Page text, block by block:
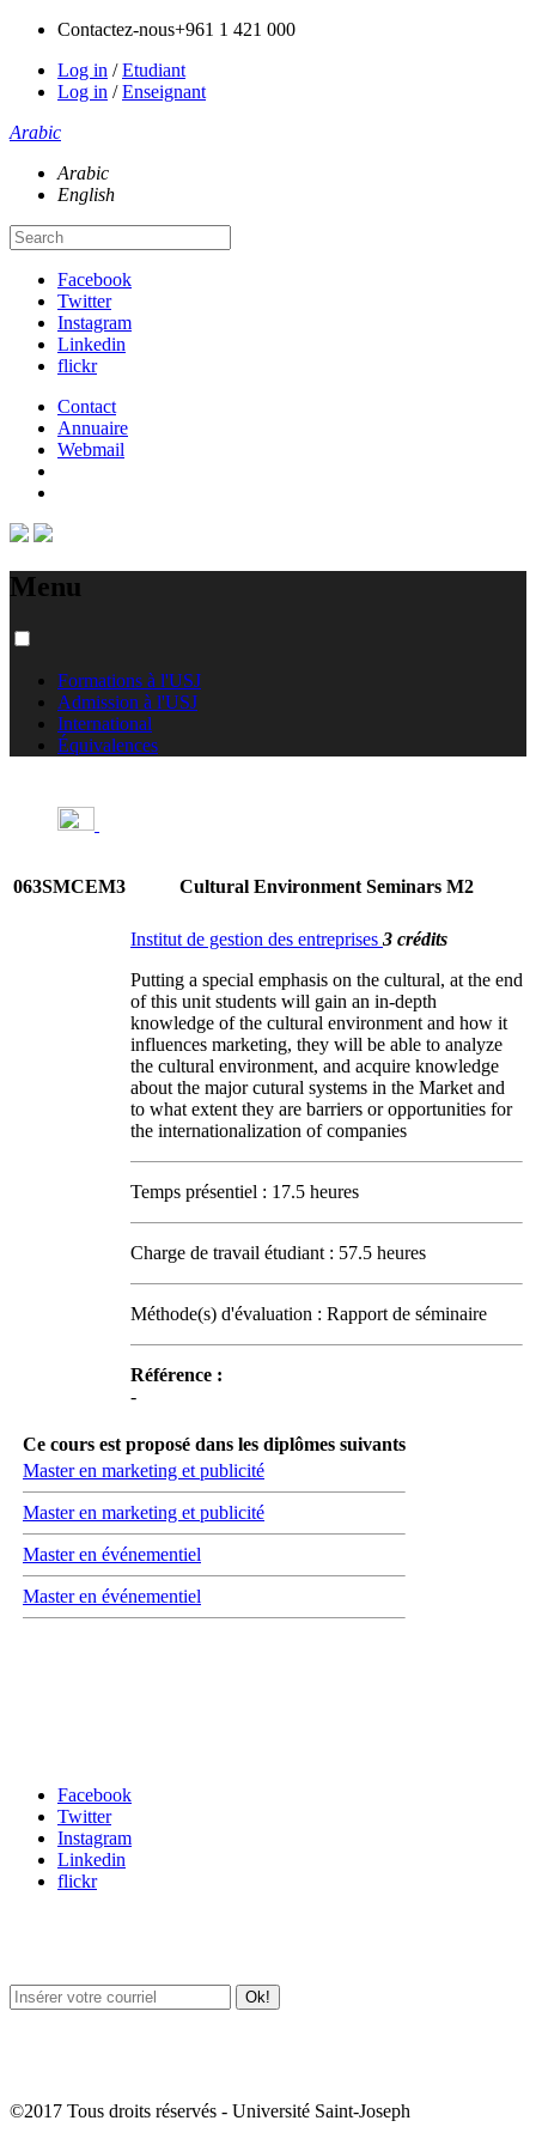
Contactez-nous+961 1 421 000
Log in /Etudiant
Log in /Enseignant
Arabic
Arabic
English
Facebook
Twitter
Instagram
Linkedin
flickr
Contact
Annuaire
Webmail
Menu
Formations à l'USJ
Admission à l'USJ
International
Équivalences
063SMCEM3 Cultural Environment Seminars M2
Institut de gestion des entreprises 3 crédits
Putting a special emphasis on the cultural, at the end
of this unit students will gain an in-depth
knowledge of the cultural environment and how it
influences marketing, they will be able to analyze
the cultural environment, and acquire knowledge
about the major cutural systems in the Market and
to what extent they are barriers or opportunities for
the internationalization of companies
Temps présentiel : 17.5 heures
Charge de travail étudiant : 57.5 heures
Méthode(s) d'évaluation : Rapport de séminaire
Référence :
-
Ce cours est proposé dans les diplômes suivants
Master en marketing et publicité
Master en marketing et publicité
Master en événementiel
Master en événementiel
Facebook
Twitter
Instagram
Linkedin
flickr
©2017 Tous droits réservés - Université Saint-Joseph